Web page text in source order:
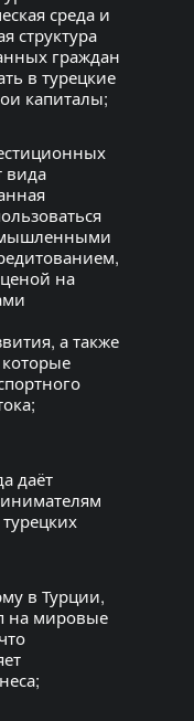
среда и
структура
граждан
в турецкие
капиталы;
вида
на
а также
даёт
в Турции,
на мировые